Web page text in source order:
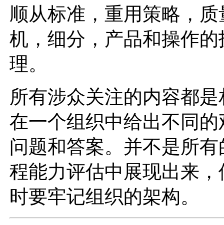
顺从标准，重用策略，
机，细分，产品和操作
理。
所有涉众关注的内容都
在一个组织中给出不同
问题和答案。并不是所
程能力评估中展现出来
时要牢记组织的架构。